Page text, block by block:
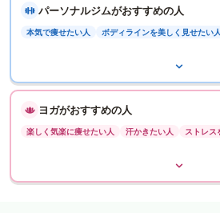
パーソナルジムがおすすめの人
本気で痩せたい人 ボディラインを美しく見せたい人
ヨガがおすすめの人
楽しく気楽に痩せたい人 汗かきたい人 ストレス